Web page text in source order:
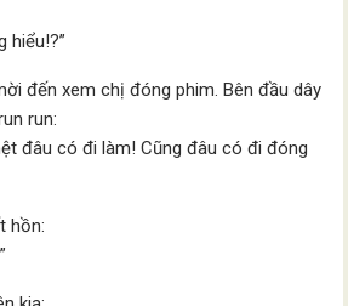
hiểu!?”
đến xem chị đóng phim. Bên đầu dây
run:
đâu có đi làm! Cũng đâu có đi đóng
hồn: